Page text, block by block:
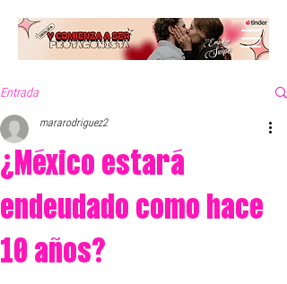
Entrada
¿México estará
endeudado como hace
10 años?
mararodriguez2